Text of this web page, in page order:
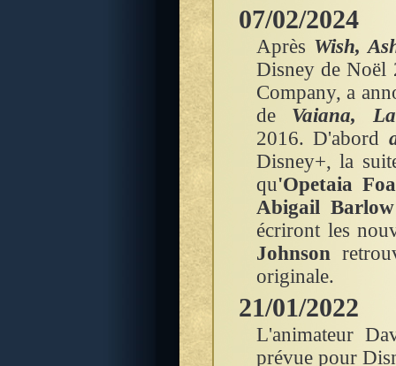
07/02/2024
Après Wish,
Disney de Noël
Company, a
de Vaiana,
2016. D'abord
Disney+, la
qu'Opetaia
Abigail Barlow
écriront les
Johnson
originale.
21/01/2022
L'animateur
prévue pour